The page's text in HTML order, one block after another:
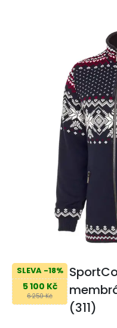
SLEVA -18%
5 100 Kč
6 250 Kč
(311)